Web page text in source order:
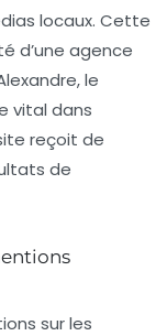
locaux. Cette
d’une agence
le
vital dans
reçoit de
de
sur les